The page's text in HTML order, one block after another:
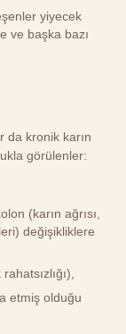
yiyecek
ve başka bazı
da kronik karın
görülenler:
(karın ağrısı,
değişikliklere
etmiş olduğu